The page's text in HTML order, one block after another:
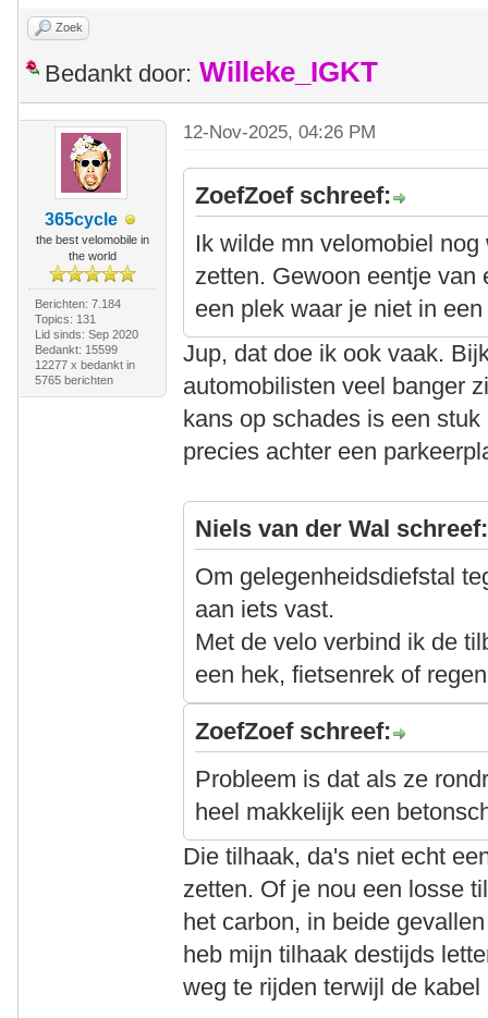
Zoek
Bedankt door: Willeke_IGKT
365cycle
the best velomobile in
the world
Berichten: 7.184
Topics: 131
Lid sinds: Sep 2020
Bedankt: 15599
12277 x bedankt in
5765 berichten
12-Nov-2025, 04:26 PM
ZoefZoef schreef:
Ik wilde mn velomobiel
zetten. Gewoon eentje
een plek waar je niet in
Jup, dat doe ik ook vaak.
automobilisten veel banger
kans op schades is een
precies achter een
Niels van der Wal schreef:
Om gelegenheidsdiefstal
aan iets vast.
Met de velo verbind ik de
een hek, fietsenrek of
ZoefZoef schreef:
Probleem is dat als ze
heel makkelijk een
Die tilhaak, da's niet echt
zetten. Of je nou een losse
het carbon, in beide
heb mijn tilhaak destijds
weg te rijden terwijl de